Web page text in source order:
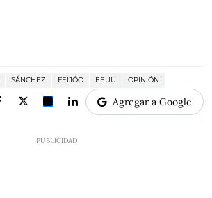
SÁNCHEZ FEIJÓO EEUU OPINIÓN
Agregar a Google